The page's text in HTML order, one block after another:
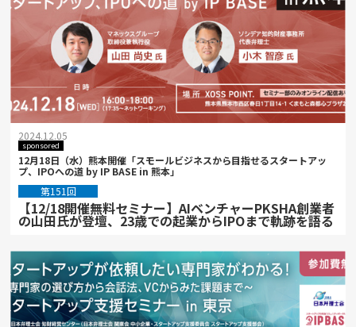
2024.12.05
sponsored
12月18日（水）熊本開催「スモールビジネスから目指せるスタートアッ
プ、IPOへの道 by IP BASE in 熊本」
第151回
【12/18開催無料セミナー】AIベンチャーPKSHA創業者
の山田氏が登壇、23歳での起業からIPOまで軌跡を語る